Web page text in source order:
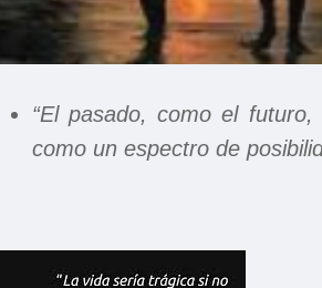
“El pasado, como el
como un espectro de